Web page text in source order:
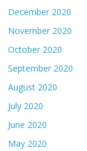
December 2020
November 2020
October 2020
September 2020
August 2020
July 2020
June 2020
May 2020